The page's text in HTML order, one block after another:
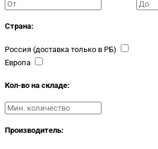
Страна:
Россия (доставка только в РБ)
Европа
Кол-во на складе:
Производитель: